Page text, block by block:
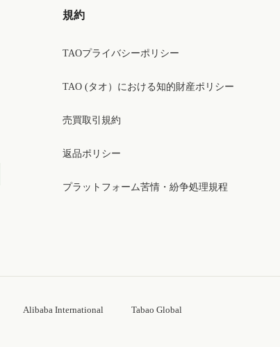
規約
TAOプライバシーポリシー
TAO (タオ）における知的財産ポリシー
売買取引規約
返品ポリシー
プラットフォーム苦情・紛争処理規程
Alibaba International Tabao Global